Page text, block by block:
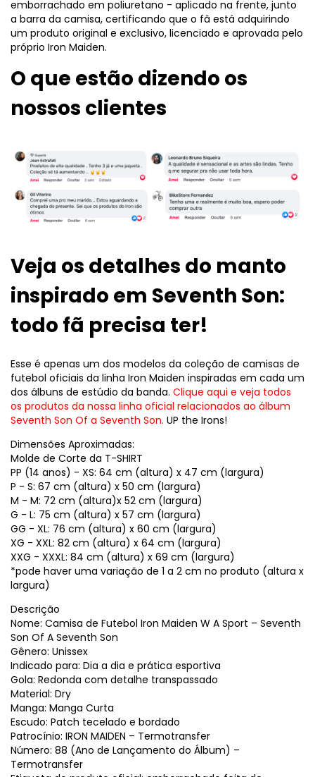
emborrachado em poliuretano - aplicado na frente, junto
a barra da camisa, certificando que o fã está adquirindo
um produto original e exclusivo, licenciado e aprovada pelo
próprio Iron Maiden.
O que estão dizendo os
nossos clientes
Veja os detalhes do manto
inspirado em Seventh Son:
todo fã precisa ter!
Esse é apenas um dos modelos da coleção de camisas de
futebol oficiais da linha Iron Maiden inspiradas em cada um
dos álbuns de estúdio da banda. Clique aqui e veja todos
os produtos da nossa linha oficial relacionados ao álbum
Seventh Son Of a Seventh Son. UP the Irons!
Dimensões Aproximadas:
Molde de Corte da T-SHIRT
PP (14 anos) - XS: 64 cm (altura) x 47 cm (largura)
P - S: 67 cm (altura) x 50 cm (largura)
M - M: 72 cm (altura)x 52 cm (largura)
G - L: 75 cm (altura) x 57 cm (largura)
GG - XL: 76 cm (altura) x 60 cm (largura)
XG - XXL: 82 cm (altura) x 64 cm (largura)
XXG - XXXL: 84 cm (altura) x 69 cm (largura)
*pode haver uma variação de 1 a 2 cm no produto (altura x
largura)
Descrição
Nome: Camisa de Futebol Iron Maiden W A Sport – Seventh
Son Of A Seventh Son
Gênero: Unissex
Indicado para: Dia a dia e prática esportiva
Gola: Redonda com detalhe transpassado
Material: Dry
Manga: Manga Curta
Escudo: Patch tecelado e bordado
Patrocínio: IRON MAIDEN – Termotransfer
Número: 88 (Ano de Lançamento do Álbum) –
Termotransfer